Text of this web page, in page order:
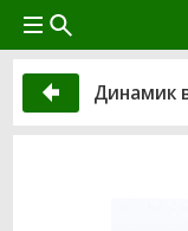
Динамик